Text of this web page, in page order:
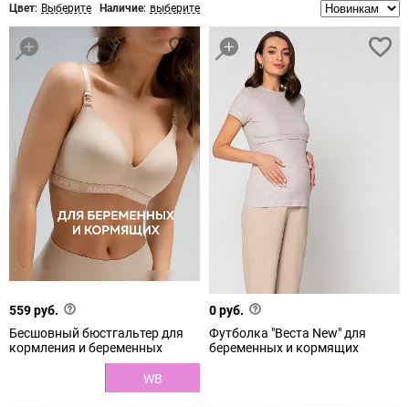
Цвет: Выберите Наличие: выберите
559 руб.
Бесшовный бюстгальтер для
кормления и беременных
WB
0 руб.
Футболка "Веста New" для
беременных и кормящих